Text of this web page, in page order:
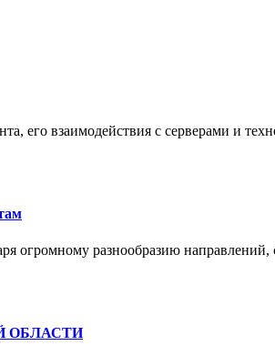
его взаимодействия с серверами и
огромному разнообразию
ОБЛАСТИ